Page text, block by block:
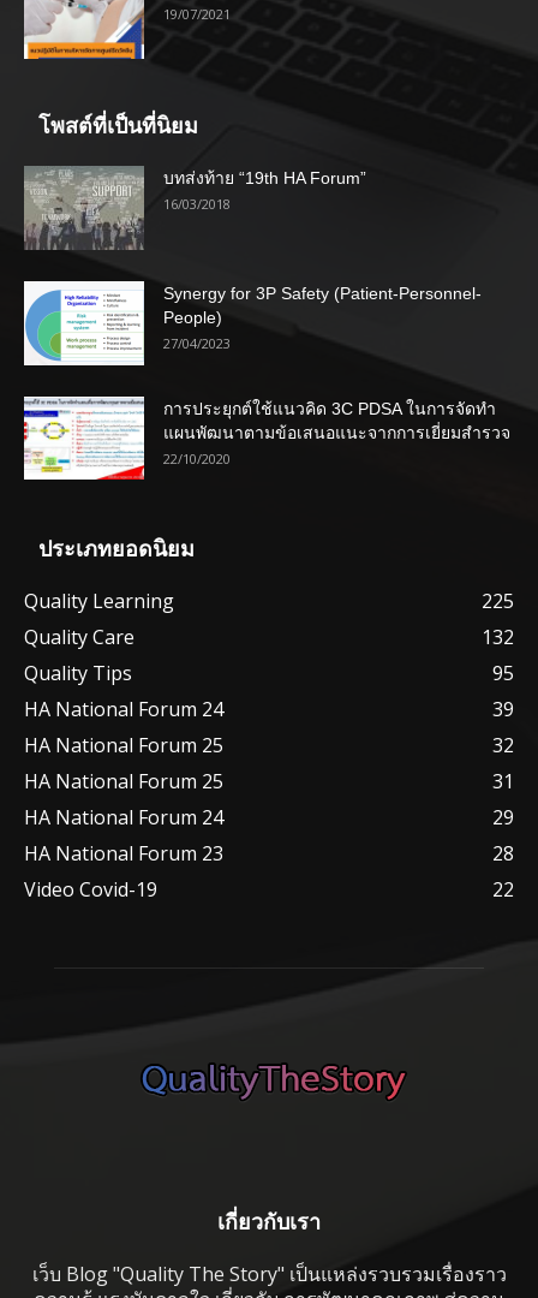
19/07/2021
โพสต์ที่เป็นที่นิยม
บทส่งท้าย “19th HA Forum”
16/03/2018
Synergy for 3P Safety (Patient-Personnel-
People)
27/04/2023
การประยุกต์ใช้แนวคิด 3C PDSA ในการจัดทำ
แผนพัฒนาตามข้อเสนอแนะจากการเยี่ยมสำรวจ
22/10/2020
ประเภทยอดนิยม
Quality Learning
225
Quality Care
132
Quality Tips
95
HA National Forum 24
39
HA National Forum 25
32
HA National Forum 25
31
HA National Forum 24
29
HA National Forum 23
28
Video Covid-19
22
เกี่ยวกับเรา
เว็บ Blog "Quality The Story" เป็นแหล่งรวบรวมเรื่องราว